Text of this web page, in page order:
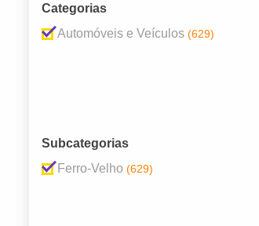
Categorias
Automóveis e Veículos (629)
Subcategorias
Ferro-Velho (629)